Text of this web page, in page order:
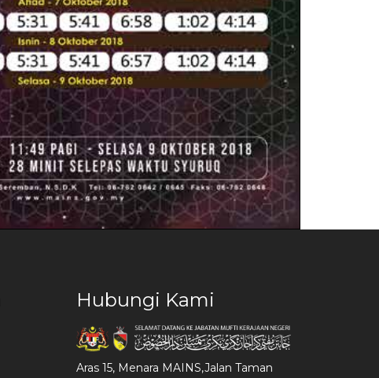
Hubungi Kami
Aras 15, Menara MAINS,Jalan Taman